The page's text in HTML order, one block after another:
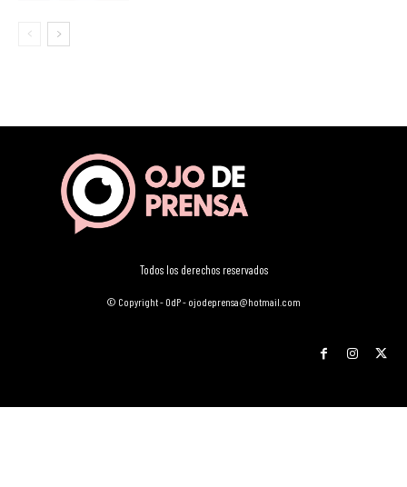
Todos los derechos reservados
© Copyright - OdP - ojodeprensa@hotmail.com